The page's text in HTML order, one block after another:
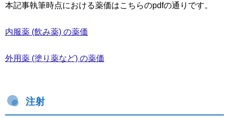
本記事執筆時点における薬価はこちらのpdfの通りです。
内服薬 (飲み薬) の薬価
外用薬 (塗り薬など) の薬価
注射